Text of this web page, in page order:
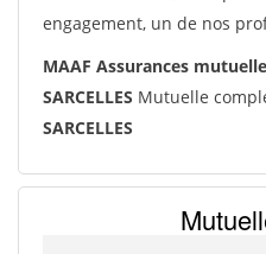
engagement, un de nos
MAAF Assurances
SARCELLES Mutuelle
SARCELLES